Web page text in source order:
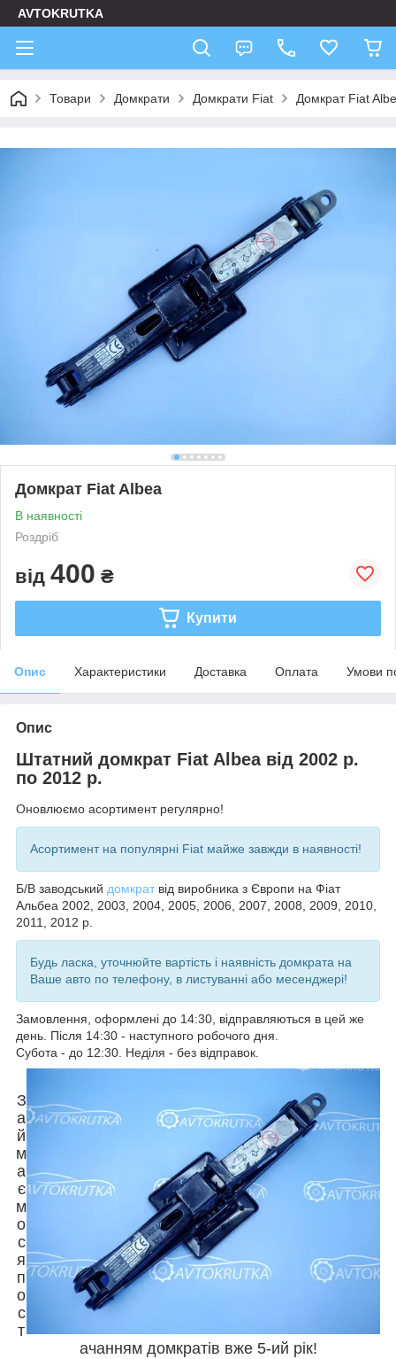
AVTOKRUTKA
Товари Домкрати Домкрати Fiat Домкрат Fiat
Домкрат Fiat Albea
В наявності
Роздріб
від 400 ₴
Купити
Опис Характеристики Доставка Оплата Умови
Опис
Штатний домкрат Fiat Albea від 2002 р.
по 2012 р.
Оновлюємо асортимент регулярно!
Асортимент на популярні Fiat майже завжди в наявності!
Б/В заводський домкратвід виробника з Європи на Фіат
Альбеа 2002, 2003, 2004, 2005, 2006, 2007, 2008, 2009, 2010,
2011, 2012 р.
Будь ласка, уточнюйте вартість і наявність домкрата на
Ваше авто по телефону, в листуванні або месенджері!
Замовлення, оформлені до 14:30, відправляються в цей же
день. Після 14:30 - наступного робочого дня.
Субота - до 12:30. Неділя - без відправок.
З
а
й
м
а
є
м
о
с
я
п
о
с
т
ачанням домкратів вже 5-ий рік!